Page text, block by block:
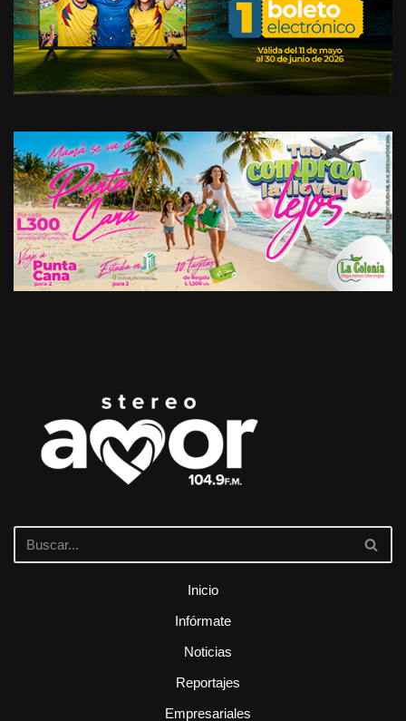
Inicio
Infórmate
Noticias
Reportajes
Empresariales